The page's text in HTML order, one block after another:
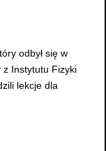
odbył się w
Instytutu Fizyki
lekcje dla